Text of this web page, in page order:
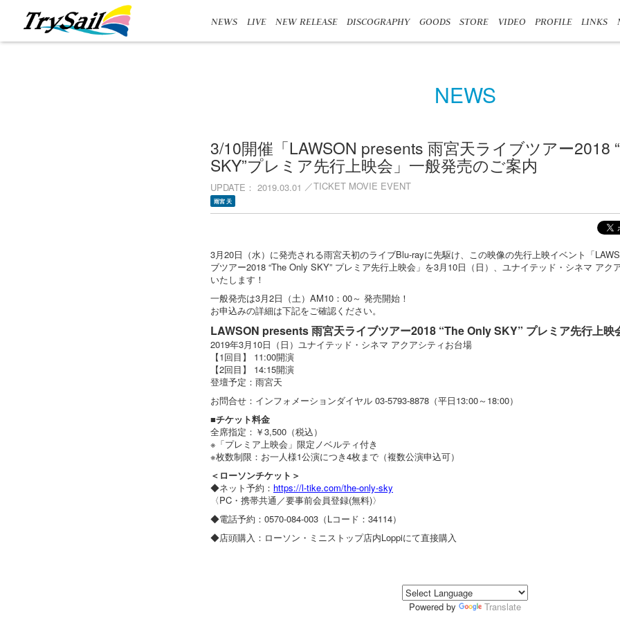
NEWS LIVE NEW RELEASE DISCOGRAPHY GOODS STORE VIDEO PROFILE LINKS
NEWS
3/10開催「LAWSON presents 雨宮天ライブツアー2018
SKY”プレミア先行上映会」一般発売のご案内
UPDATE 2019.03.01 TICKET MOVIE EVENT
雨宮 天
3月20日（水）に発売される雨宮天初のライブBlu-rayに先駆け、この映像の先行上映イベント「
ブツアー2018 “The Only SKY” プレミア先行上映会」を3月10日（日）、ユナイテッド・シネマ アク
いたします！
一般発売は3月2日（土）AM10：00～ 発売開始！
お申込みの詳細は下記をご確認ください。
LAWSON presents 雨宮天ライブツアー2018 “The Only SKY” プレミア先行上映
2019年3月10日（日）ユナイテッド・シネマ アクアシティお台場
【1回目】 11:00開演
【2回目】 14:15開演
登壇予定：雨宮天
お問合せ：インフォメーションダイヤル 03-5793-8878（平日13:00～18:00）
■チケット料金
全席指定：￥3,500（税込）
※「プレミア上映会」限定ノベルティ付き
※枚数制限：お一人様1公演につき4枚まで（複数公演申込可）
＜ローソンチケット＞
◆ネット予約： https://l-tike.com/the-only-sky
〈PC・携帯共通／要事前会員登録(無料)〉
◆電話予約：0570-084-003（Lコード：34114）
◆店頭購入：ローソン・ミニストップ店内Loppiにて直接購入
Powered by Translate